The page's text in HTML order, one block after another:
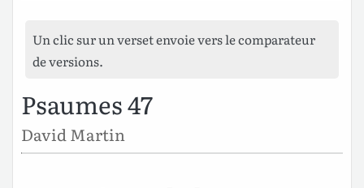
Un clic sur un verset envoie vers le comparateur
de versions.
Psaumes 47
David Martin